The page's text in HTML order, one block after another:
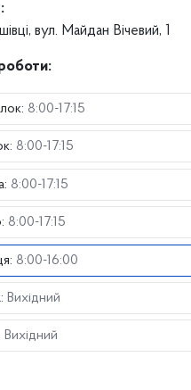
вул. Майдан Вічевий, 1
: 8:00-17:15
: 8:00-17:15
: 8:00-17:15
: 8:00-17:15
: 8:00-16:00
: Вихідний
Вихідний